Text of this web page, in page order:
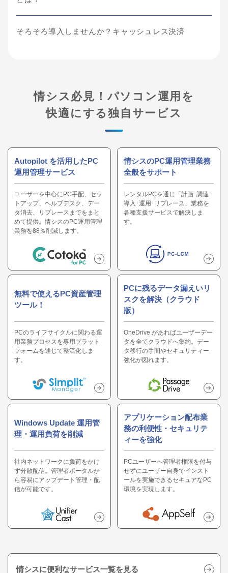
そろそろ導入しませんか？キャッシュレス決済
情シス必見！パソコン運用を
快適にする独自サービス
Autopilot を活用したPC
運用管理サービス
ユーザーを中心にPC手配、セッ
トアップ、ヘルプデスク、デー
タ消去、リプレースまでをまと
めて提供。情シスのPC運用管理
業務を88％削減します。
情シスのPC運用管理業務
全般をサポート
レンタルPCを通じ「計画･調達･
導入･運用･リプレース」業務を
各種支援サービスで解決しま
す。
無料で使えるPC資産管理
ツール！
PCのライフサイクルに関わる運
用業務プロセスを専用プラット
フォームを通じて整流化しま
す。
PCに残るデータ漏えいリ
スクを解決（クラウド
版）
OneDrive があればユーザーデー
タを全てクラウドへ集約。デー
タ移行の手間やセキュリティー
強化が図れます。
Windows Update 運用管
理・運用負荷を削減
社内ネットワークに負荷をかけ
ず分散配信。管理者ポータルか
ら容易にアップデート管理・配
信が可能です。
アプリケーション配布業
務の利便性・セキュリテ
ィーを強化
PCユーザーへ管理者権限を付与
せずにユーザー自身でインスト
ールを実施できるセキュアなPC
環境を実現します。
情シスに便利なサービス一覧を見る